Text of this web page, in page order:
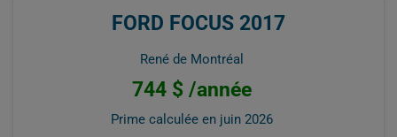
FORD FOCUS 2017
René de Montréal
744 $ /année
Prime calculée en juin 2026